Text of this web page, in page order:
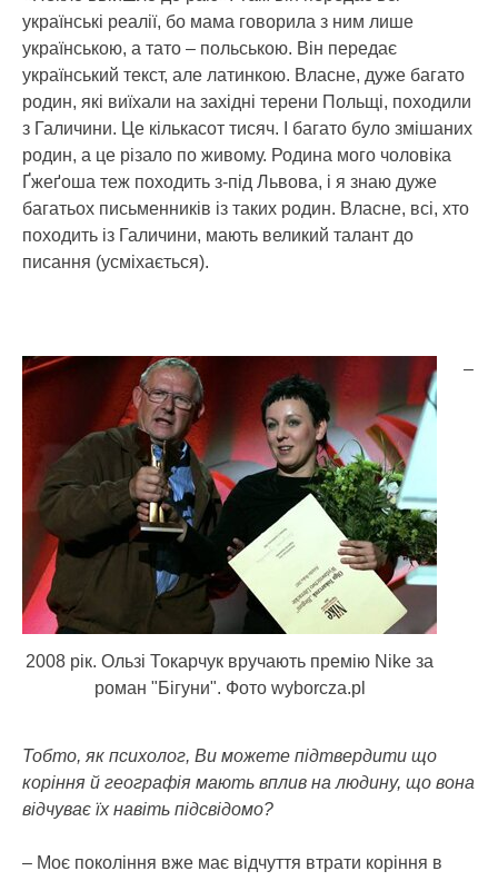
українські реалії, бо мама говорила з ним лише
українською, а тато – польською. Він передає
український текст, але латинкою. Власне, дуже багато
родин, які виїхали на західні терени Польщі, походили
з Галичини. Це кількасот тисяч. І багато було змішаних
родин, а це різало по живому. Родина мого чоловіка
Ґжеґоша теж походить з-під Львова, і я знаю дуже
багатьох письменників із таких родин. Власне, всі, хто
походить із Галичини, мають великий талант до
писання (усміхається).
2008 рік. Ользі Токарчук вручають премію Nike за
роман "Бігуни". Фото wyborcza.pl
–
Тобто, як психолог, Ви можете підтвердити що
коріння й географія мають вплив на людину, що вона
відчуває їх навіть підсвідомо?
– Моє покоління вже має відчуття втрати коріння в